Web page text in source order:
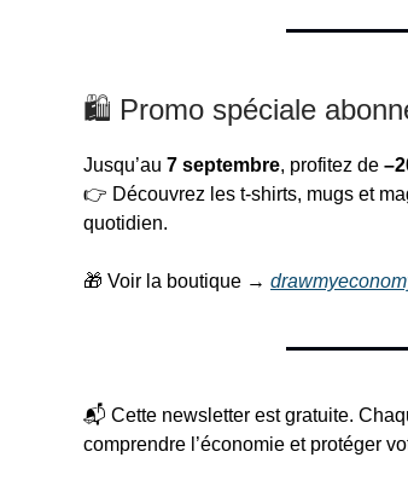
🛍 Promo spéciale
Jusqu’au 7 septembre, profitez de
👉 Découvrez les t-shirts, mugs et
quotidien.
🎁 Voir la boutique →
📬 Cette newsletter est gratuite.
comprendre l’économie et protéger